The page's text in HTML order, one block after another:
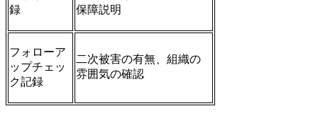
録
保障説明
フォローア
ップチェッ
ク記録
二次被害の有無、組織の
雰囲気の確認